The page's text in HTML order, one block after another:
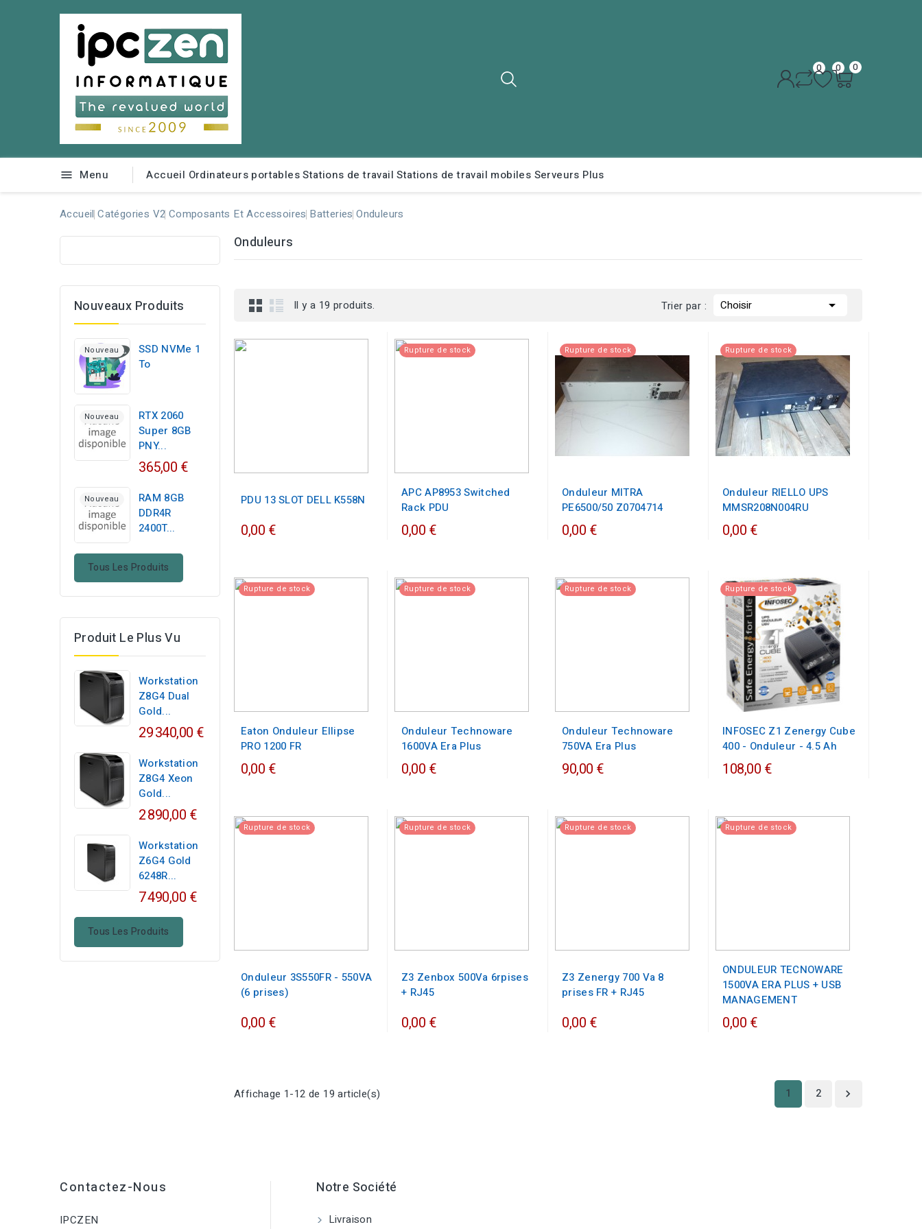
0 0 0
 Menu Accueil Ordinateurs portables Stations de travail Stations de travail mobiles Serveurs Plus
Accueil Catégories V2 Composants Et Accessoires Batteries Onduleurs
Nouveaux Produits
Nouveau
SSD NVMe 1
To
Nouveau
RTX 2060
Super 8GB
PNY...
365,00 €
Nouveau
RAM 8GB
DDR4R
2400T...
Tous Les Produits
Produit Le Plus Vu
Workstation
Z8G4 Dual
Gold...
29 340,00 €
Workstation
Z8G4 Xeon
Gold...
2 890,00 €
Workstation
Z6G4 Gold
6248R...
7 490,00 €
Tous Les Produits
Onduleurs
Il y a 19 produits. Trier par : Choisir 
PDU 13 SLOT DELL K558N
0,00 €
Rupture de stock
APC AP8953 Switched
Rack PDU
0,00 €
Rupture de stock
Onduleur MITRA
PE6500/50 Z0704714
0,00 €
Rupture de stock
Onduleur RIELLO UPS
MMSR208N004RU
0,00 €
Rupture de stock
Eaton Onduleur Ellipse
PRO 1200 FR
0,00 €
Rupture de stock
Onduleur Technoware
1600VA Era Plus
0,00 €
Rupture de stock
Onduleur Technoware
750VA Era Plus
90,00 €
Rupture de stock
INFOSEC Z1 Zenergy Cube
400 - Onduleur - 4.5 Ah
108,00 €
Rupture de stock
Onduleur 3S550FR - 550VA
(6 prises)
0,00 €
Rupture de stock
Z3 Zenbox 500Va 6rpises
+ RJ45
0,00 €
Rupture de stock
Z3 Zenergy 700 Va 8
prises FR + RJ45
0,00 €
Rupture de stock
ONDULEUR TECNOWARE
1500VA ERA PLUS + USB
MANAGEMENT
0,00 €
Affichage 1-12 de 19 article(s) 1 2 
Contactez-Nous
IPCZEN
Notre Société
Livraison